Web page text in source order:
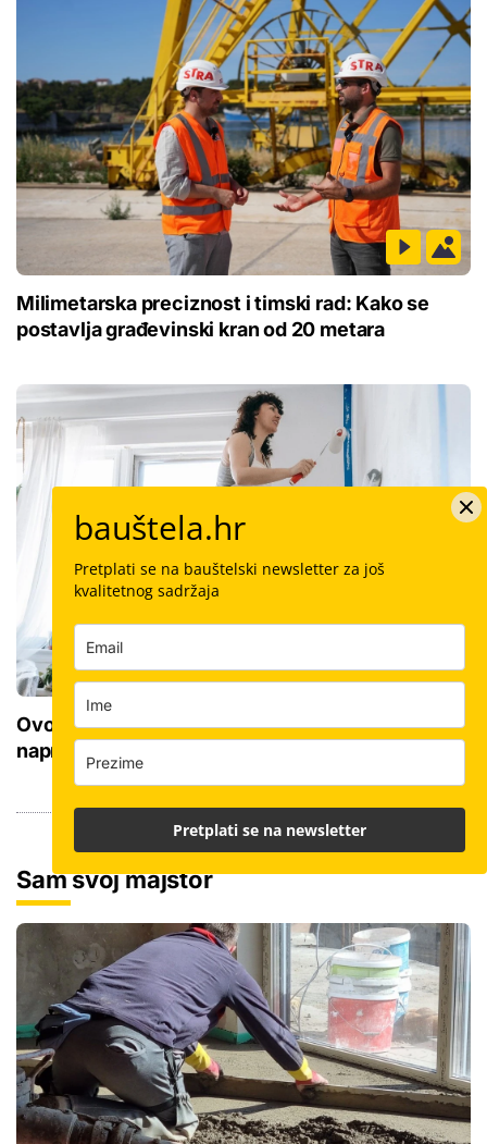
Milimetarska preciznost i timski rad: Kako se
postavlja građevinski kran od 20 metara
Ovo je cijena kvadrata krečenja, znamo i jeste li
napravili dobro ako ste čekali ljeto za ovaj posao
Sam svoj majstor
bauštela.hr
Pretplati se na bauštelski newsletter za još
kvalitetnog sadržaja
Pretplati se na newsletter